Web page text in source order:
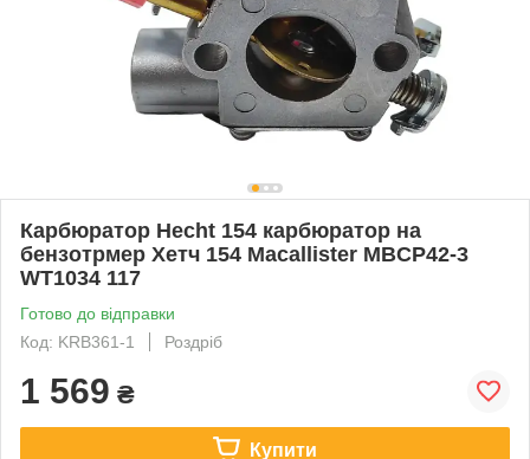
Карбюратор Hecht 154 карбюратор на
бензотрмер Хетч 154 Macallister MBCP42-3
WT1034 117
Готово до відправки
Код: KRB361-1
Роздріб
1 569 ₴
Купити